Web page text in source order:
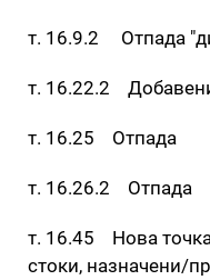
т. 16.9.2 Отпада
т. 16.22.2
т. 16.25 Отпада
т. 16.26.2 Отпада
т. 16.45 Нова
стоки, назначени/